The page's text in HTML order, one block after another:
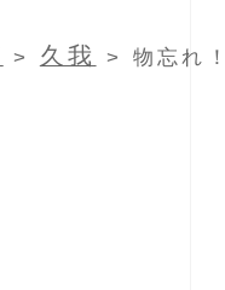
> 久我 > 物忘れ